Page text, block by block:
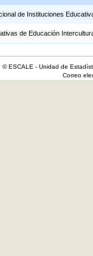
de Instituciones
de Educación
© ESCALE - Unidad de
Correo